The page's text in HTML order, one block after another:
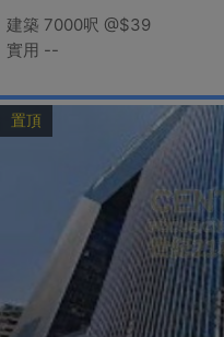
建築 7000呎 @$39
實用 --
置頂